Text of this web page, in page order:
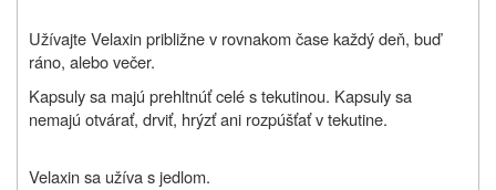
Užívajte Velaxin približne v rovnakom čase každý deň, buď
ráno, alebo večer.
Kapsuly sa majú prehltnúť celé s tekutinou. Kapsuly sa
nemajú otvárať, drviť, hrýzť ani rozpúšťať v tekutine.
Velaxin sa užíva s jedlom.